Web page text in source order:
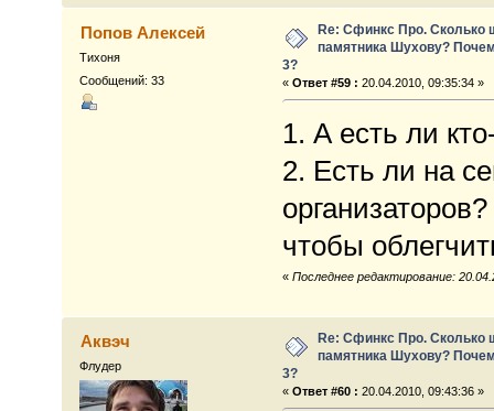
Попов Алексей
Тихоня
Сообщений: 33
Re: Сфинкс Про. Сколько
памятника Шухову?
3?
« Ответ #59 : 20.04.2010, 09:35:34 »
1. А есть ли
2. Есть ли на
чтобы
« Последнее редактирование:
Аквэч
Флудер
Re: Сфинкс Про. Сколько
памятника Шухову?
3?
« Ответ #60 : 20.04.2010, 09:43:36 »